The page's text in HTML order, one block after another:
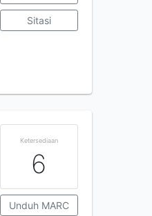
Sitasi
Ketersediaan
6
Unduh MARC